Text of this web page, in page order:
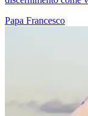
Papa Francesco